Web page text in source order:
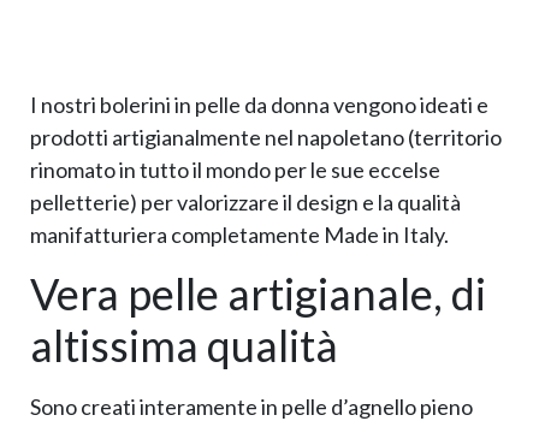
I nostri bolerini in pelle da donna vengono ideati e
prodotti artigianalmente nel napoletano (territorio
rinomato in tutto il mondo per le sue eccelse
pelletterie) per valorizzare il design e la qualità
manifatturiera completamente Made in Italy.
Vera pelle artigianale, di
altissima qualità
Sono creati interamente in pelle d’agnello pieno